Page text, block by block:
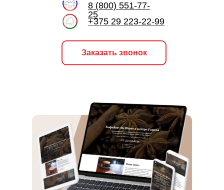
Заказать звонок
8 (800) 551-77-
25
+375 29 223-22-99